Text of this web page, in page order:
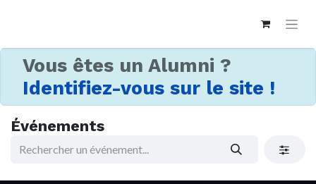
Vous êtes un Alumni ?
Identifiez-vous sur le site !
Événements